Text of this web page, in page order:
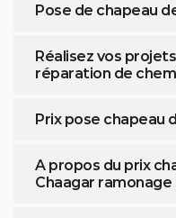
Pose de chapeau
Réalisez vos
réparation de
Prix pose chapeau
A propos du prix
Chaagar ramonage